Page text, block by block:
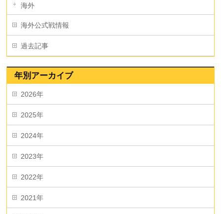
海外
海外公式戦情報
過去記事
年別アーカイブ
2026年
2025年
2024年
2023年
2022年
2021年